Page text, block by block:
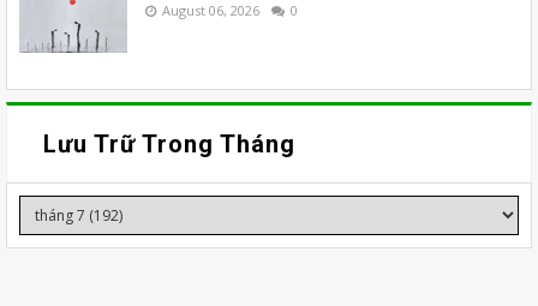
August 06, 2026 0
Lưu Trữ Trong Tháng